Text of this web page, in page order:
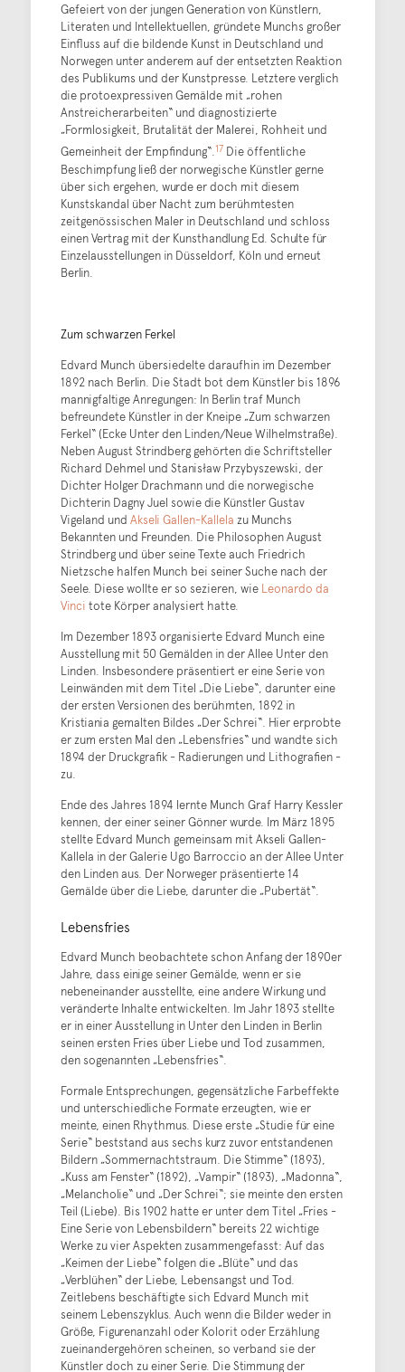
Gefeiert von der jungen Generation von Künstlern,
Literaten und Intellektuellen, gründete Munchs großer
Einfluss auf die bildende Kunst in Deutschland und
Norwegen unter anderem auf der entsetzten Reaktion
des Publikums und der Kunstpresse. Letztere verglich
die protoexpressiven Gemälde mit „rohen
Anstreicherarbeiten“ und diagnostizierte
„Formlosigkeit, Brutalität der Malerei, Rohheit und
Gemeinheit der Empfindung“.17Die öffentliche
Beschimpfung ließ der norwegische Künstler gerne
über sich ergehen, wurde er doch mit diesem
Kunstskandal über Nacht zum berühmtesten
zeitgenössischen Maler in Deutschland und schloss
einen Vertrag mit der Kunsthandlung Ed. Schulte für
Einzelausstellungen in Düsseldorf, Köln und erneut
Berlin.
Zum schwarzen Ferkel
Edvard Munch übersiedelte daraufhin im Dezember
1892 nach Berlin. Die Stadt bot dem Künstler bis 1896
mannigfaltige Anregungen: In Berlin traf Munch
befreundete Künstler in der Kneipe „Zum schwarzen
Ferkel“ (Ecke Unter den Linden/Neue Wilhelmstraße).
Neben August Strindberg gehörten die Schriftsteller
Richard Dehmel und Stanisław Przybyszewski, der
Dichter Holger Drachmann und die norwegische
Dichterin Dagny Juel sowie die Künstler Gustav
Vigeland und Akseli Gallen-Kallela zu Munchs
Bekannten und Freunden. Die Philosophen August
Strindberg und über seine Texte auch Friedrich
Nietzsche halfen Munch bei seiner Suche nach der
Seele. Diese wollte er so sezieren, wie Leonardo da
Vinci tote Körper analysiert hatte.
Im Dezember 1893 organisierte Edvard Munch eine
Ausstellung mit 50 Gemälden in der Allee Unter den
Linden. Insbesondere präsentiert er eine Serie von
Leinwänden mit dem Titel „Die Liebe“, darunter eine
der ersten Versionen des berühmten, 1892 in
Kristiania gemalten Bildes „Der Schrei“. Hier erprobte
er zum ersten Mal den „Lebensfries“ und wandte sich
1894 der Druckgrafik - Radierungen und Lithografien -
zu.
Ende des Jahres 1894 lernte Munch Graf Harry Kessler
kennen, der einer seiner Gönner wurde. Im März 1895
stellte Edvard Munch gemeinsam mit Akseli Gallen-
Kallela in der Galerie Ugo Barroccio an der Allee Unter
den Linden aus. Der Norweger präsentierte 14
Gemälde über die Liebe, darunter die „Pubertät“.
Lebensfries
Edvard Munch beobachtete schon Anfang der 1890er
Jahre, dass einige seiner Gemälde, wenn er sie
nebeneinander ausstellte, eine andere Wirkung und
veränderte Inhalte entwickelten. Im Jahr 1893 stellte
er in einer Ausstellung in Unter den Linden in Berlin
seinen ersten Fries über Liebe und Tod zusammen,
den sogenannten „Lebensfries“.
Formale Entsprechungen, gegensätzliche Farbeffekte
und unterschiedliche Formate erzeugten, wie er
meinte, einen Rhythmus. Diese erste „Studie für eine
Serie“ beststand aus sechs kurz zuvor entstandenen
Bildern „Sommernachtstraum. Die Stimme“ (1893),
„Kuss am Fenster“ (1892), „Vampir“ (1893), „Madonna“,
„Melancholie“ und „Der Schrei“; sie meinte den ersten
Teil (Liebe). Bis 1902 hatte er unter dem Titel „Fries -
Eine Serie von Lebensbildern“ bereits 22 wichtige
Werke zu vier Aspekten zusammengefasst: Auf das
„Keimen der Liebe“ folgen die „Blüte“ und das
„Verblühen“ der Liebe, Lebensangst und Tod.
Zeitlebens beschäftigte sich Edvard Munch mit
seinem Lebenszyklus. Auch wenn die Bilder weder in
Größe, Figurenanzahl oder Kolorit oder Erzählung
zueinandergehören scheinen, so verband sie der
Künstler doch zu einer Serie. Die Stimmung der